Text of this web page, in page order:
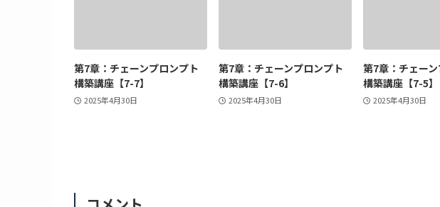
第7章：チェーンプロンプト
構築講座【7-7】
2025年4月30日
第7章：チェーンプロンプト
構築講座【7-6】
2025年4月30日
第7章：チェー
構築講座【7-5】
2025年4月30日